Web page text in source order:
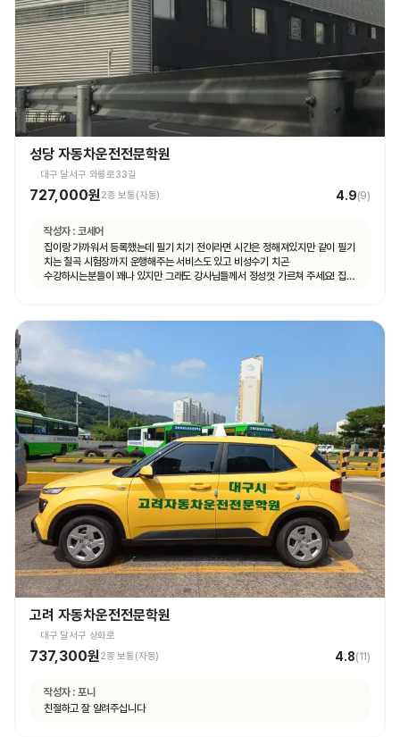
성당 자동차운전전문학원
대구 달서구 와룡로33길
727,000원 2종 보통(자동) 4.9(9)
작성자 : 코세어
집이랑 가까워서 등록했는데 필기 치기 전이라면 시간은 정해져있지만 같이 필기
치는 칠곡 시험장까지 운행해주는 서비스도 있고 비성수기 치곤
수강하시는분들이 꽤나 있지만 그래도 강사님들께서 정성껏 가르쳐 주세요! 집
고려 자동차운전전문학원
대구 달서구 상화로
737,300원2종 보통(자동) 4.8(11)
작성자 : 포니
친절하고 잘 알려주십니다